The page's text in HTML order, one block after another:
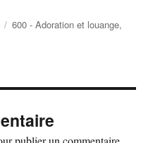
Catégories
600 - Adoration et louange,